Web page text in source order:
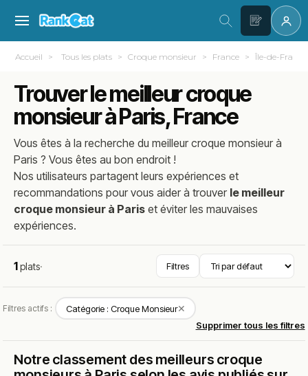
Accueil Tous les plats Croque monsieur France Île-de-France
Trouver le meilleur croque
monsieur à Paris, France
Vous êtes à la recherche du meilleurcroque monsieur à
Paris ? Vous êtes au bon endroit !
Nos utilisateurs partagent leurs expériences et
recommandations pour vous aider à trouver le meilleur
croque monsieur à Paris et éviter les mauvaises
expériences.
1plats· Filtres
Filtres actifs : Catégorie : Croque Monsieur✕
Supprimer tous les filtres
Notre classement des meilleurs croque